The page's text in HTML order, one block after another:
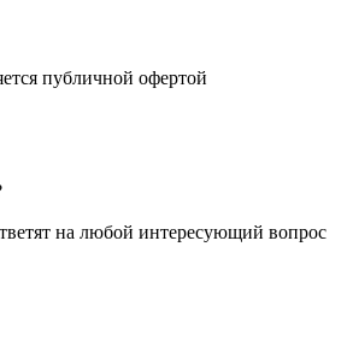
публичной офертой
на любой интересующий вопрос